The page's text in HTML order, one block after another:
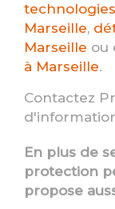
Marseille,
Marseille ou
à Marseille.
Contactez
En plus de
protection
propose